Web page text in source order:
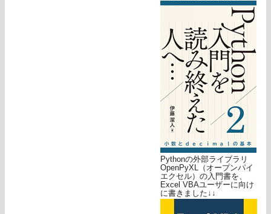
Pythonの外部ライブラリ
OpenPyXL（オープンパイ
エクセル）の入門書を、
Excel VBAユーザーに向け
に書きました↓↓